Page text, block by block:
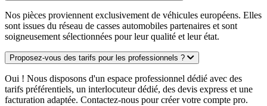
Nos pièces proviennent exclusivement de véhicules européens. Elles
sont issues du réseau de casses automobiles partenaires et sont
soigneusement sélectionnées pour leur qualité et leur état.
Proposez-vous des tarifs pour les professionnels ?
Oui ! Nous disposons d'un espace professionnel dédié avec des
tarifs préférentiels, un interlocuteur dédié, des devis express et une
facturation adaptée. Contactez-nous pour créer votre compte pro.